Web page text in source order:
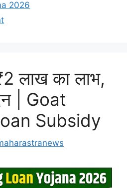
2026
लाख का लाभ,
| Goat
Subsidy